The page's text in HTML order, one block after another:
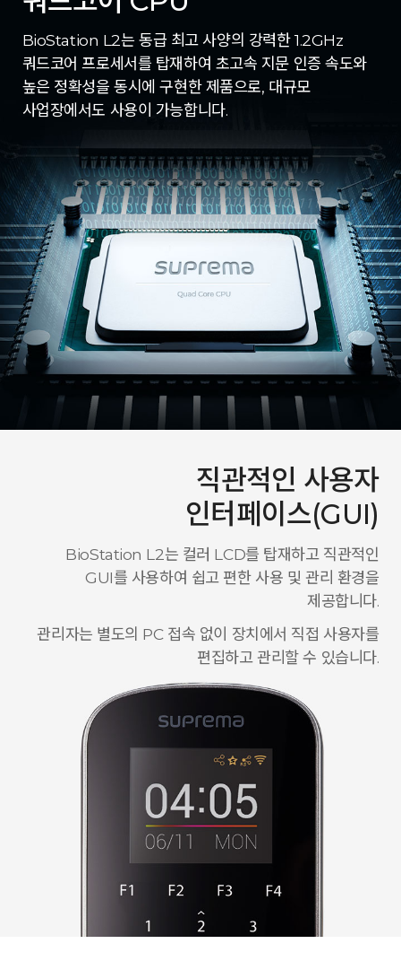
BioStation L2는 동급 최고 사양의 강력한 1.2GHz
쿼드코어 프로세서를 탑재하여 초고속 지문 인증 속도와
높은 정확성을 동시에 구현한 제품으로, 대규모
사업장에서도 사용이 가능합니다.
직관적인 사용자
인터페이스(GUI)
BioStation L2는 컬러 LCD를 탑재하고 직관적인
GUI를 사용하여 쉽고 편한 사용 및 관리 환경을
제공합니다.
관리자는 별도의 PC 접속 없이 장치에서 직접 사용자를
편집하고 관리할 수 있습니다.